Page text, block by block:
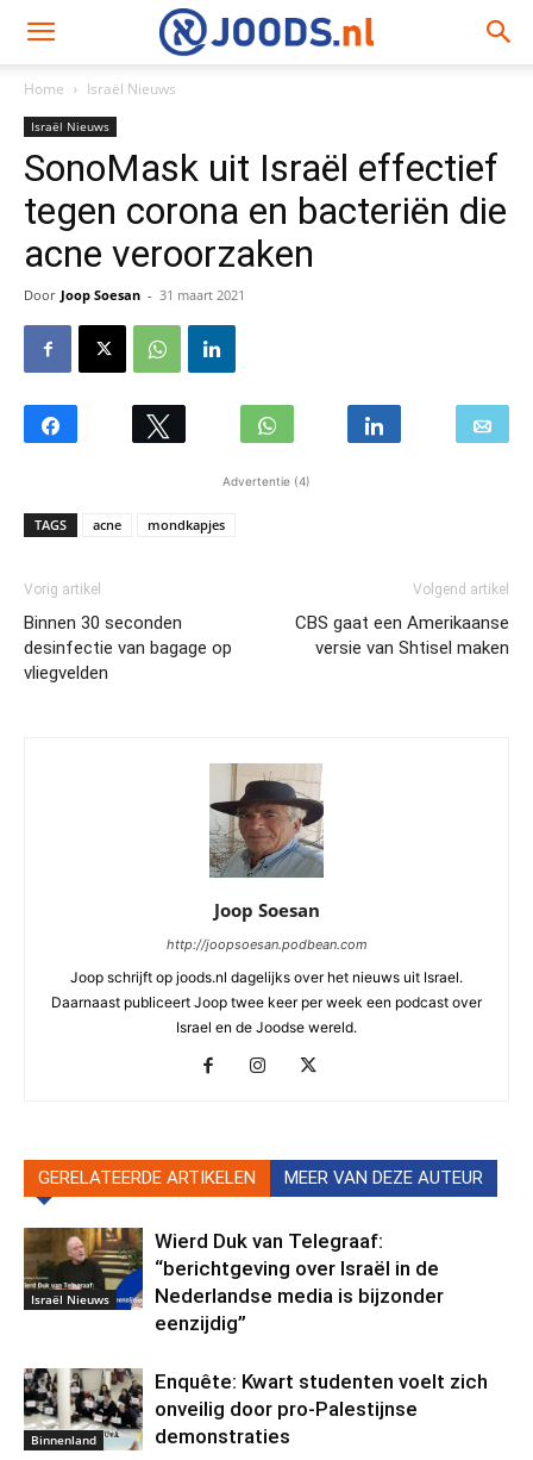
Home Israël Nieuws
Israël Nieuws
SonoMask uit Israël effectief
tegen corona en bacteriën die
acne veroorzaken
Door Joop Soesan - 31 maart 2021
Advertentie (4)
TAGS acne mondkapjes
Vorig artikel
Binnen 30 seconden
desinfectie van bagage op
vliegvelden
Volgend artikel
CBS gaat een Amerikaanse
versie van Shtisel maken
Joop Soesan
http://joopsoesan.podbean.com
Joop schrijft op joods.nl dagelijks over het nieuws uit Israel.
Daarnaast publiceert Joop twee keer per week een podcast over
Israel en de Joodse wereld.
GERELATEERDE ARTIKELEN MEER VAN DEZE AUTEUR
Israël Nieuws
Wierd Duk van Telegraaf:
“berichtgeving over Israël in de
Nederlandse media is bijzonder
eenzijdig”
Binnenland
Enquête: Kwart studenten voelt zich
onveilig door pro-Palestijnse
demonstraties